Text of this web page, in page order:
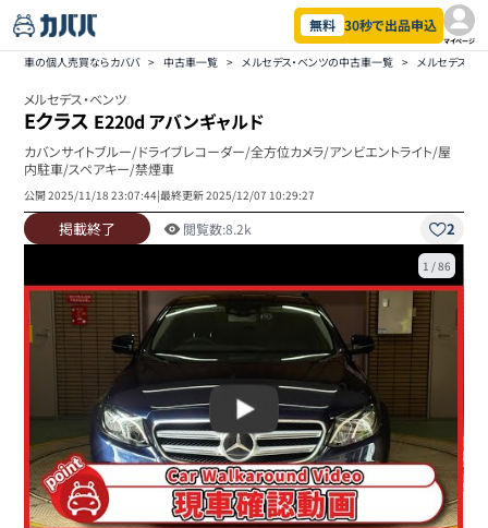
無料 30秒で出品申込
マイページ
車の個人売買ならカババ > 中古車一覧 > メルセデス・ベンツの中古車一覧 > メルセデス・
メルセデス・ベンツ
Eクラス E220d アバンギャルド
カバンサイトブルー/ドライブレコーダー/全方位カメラ/アンビエントライト/屋
内駐車/スペアキー/禁煙車
公開2025/11/18 23:07:44|最終更新2025/12/07 10:29:27
掲載終了 閲覧数:8.2k 2
1 /86